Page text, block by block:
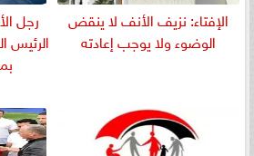
الإفتاء: نزيف الأنف لا ينقض
الوضوء ولا يوجب إعادته
رجل